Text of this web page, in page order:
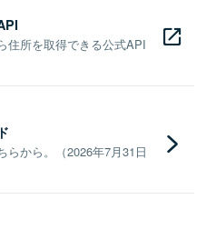
住所を取得できる公式API
らから。（2026年7月31日